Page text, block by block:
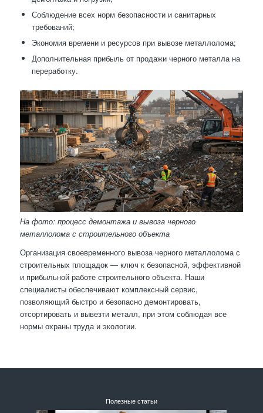
Соблюдение всех норм безопасности и санитарных
требований;
Экономия времени и ресурсов при вывозе металлолома;
Дополнительная прибыль от продажи черного металла на
переработку.
На фото: процесс демонтажа и вывоза черного
металлолома с строительного объекта
Организация своевременного вывоза черного металлолома с
строительных площадок — ключ к безопасной, эффективной
и прибыльной работе строительного объекта. Наши
специалисты обеспечивают комплексный сервис,
позволяющий быстро и безопасно демонтировать,
отсортировать и вывезти металл, при этом соблюдая все
нормы охраны труда и экологии.
Полезные статьи